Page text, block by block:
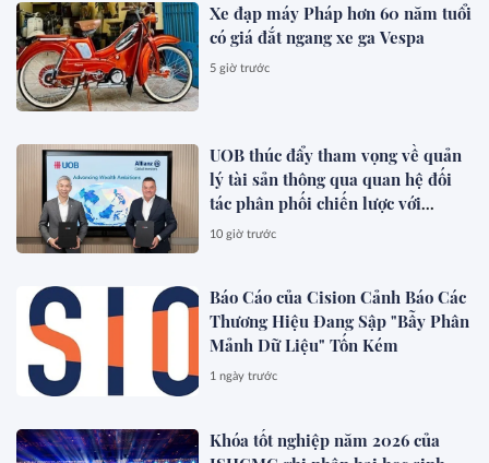
Xe đạp máy Pháp hơn 60 năm tuổi
có giá đắt ngang xe ga Vespa
5 giờ trước
UOB thúc đẩy tham vọng về quản
lý tài sản thông qua quan hệ đối
tác phân phối chiến lược với
Allianz Global Investors
10 giờ trước
Báo Cáo của Cision Cảnh Báo Các
Thương Hiệu Đang Sập "Bẫy Phân
Mảnh Dữ Liệu" Tốn Kém
1 ngày trước
Khóa tốt nghiệp năm 2026 của